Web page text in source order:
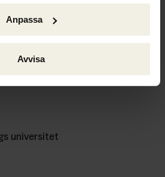
Anpassa
Avvisa
Gärde Wesslau
tingsrätt
universitet